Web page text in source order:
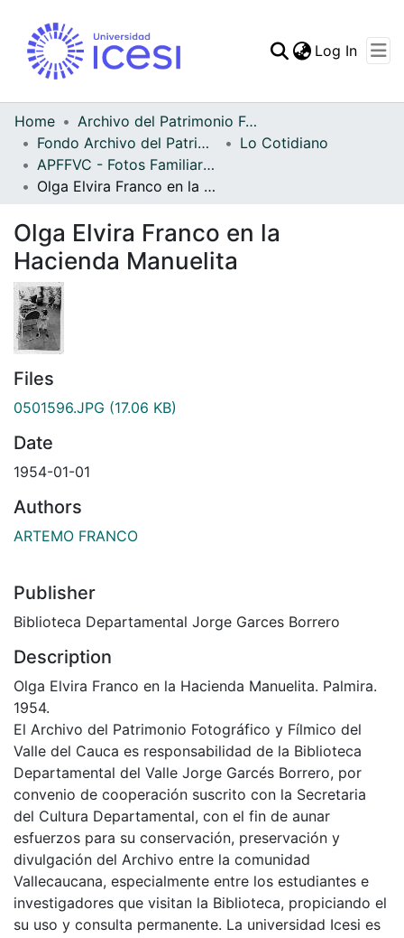
Statistics
Log In
Home
Archivo del Patrimonio Fotográfico y Fílmico del Valle del Cauca
Fondo Archivo del Patrimonio Fotográfico y Fílmico del Valle del Cauca
Lo Cotidiano
APFFVC - Fotos Familiares - Patrimonial
Olga Elvira Franco en la Hacienda Manuelita
Olga Elvira Franco en la
Hacienda Manuelita
Files
0501596.JPG (17.06 KB)
Date
1954-01-01
Authors
ARTEMO FRANCO
Publisher
Biblioteca Departamental Jorge Garces Borrero
Description
Olga Elvira Franco en la Hacienda Manuelita. Palmira.
1954.
El Archivo del Patrimonio Fotográfico y Fílmico del
Valle del Cauca es responsabilidad de la Biblioteca
Departamental del Valle Jorge Garcés Borrero, por
convenio de cooperación suscrito con la Secretaria
del Cultura Departamental, con el fin de aunar
esfuerzos para su conservación, preservación y
divulgación del Archivo entre la comunidad
Vallecaucana, especialmente entre los estudiantes e
investigadores que visitan la Biblioteca, propiciando el
su uso y consulta permanente. La universidad Icesi es